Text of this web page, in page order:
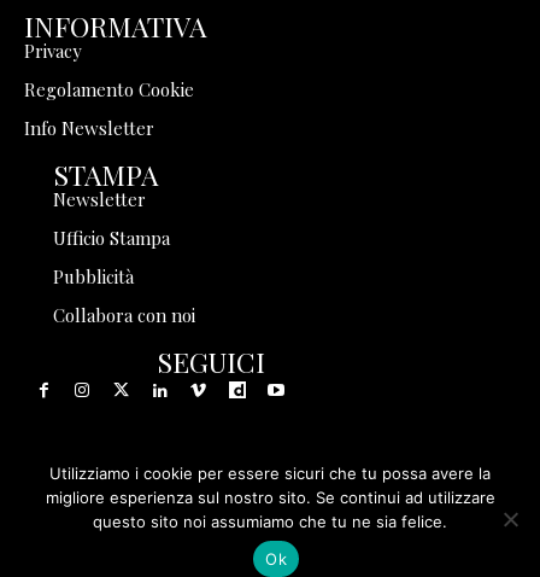
INFORMATIVA
Privacy
Regolamento Cookie
Info Newsletter
STAMPA
Newsletter
Ufficio Stampa
Pubblicità
Collabora con noi
SEGUICI
© 1999 - 2025 Storia in Rete Srl - Tutti i diritti riservati - P.
IVA 08570971005
Utilizziamo i cookie per essere sicuri che tu possa avere la
migliore esperienza sul nostro sito. Se continui ad utilizzare
questo sito noi assumiamo che tu ne sia felice.
Ok